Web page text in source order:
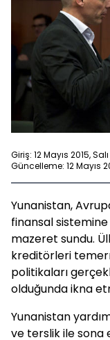
Giriş: 12 Mayıs 2015,
Güncelleme: 12 Mayıs
Yunanistan,
finansal
mazeret sundu.
kreditörleri
politikaları
olduğunda ikna
Yunanistan
ve terslik ile sona